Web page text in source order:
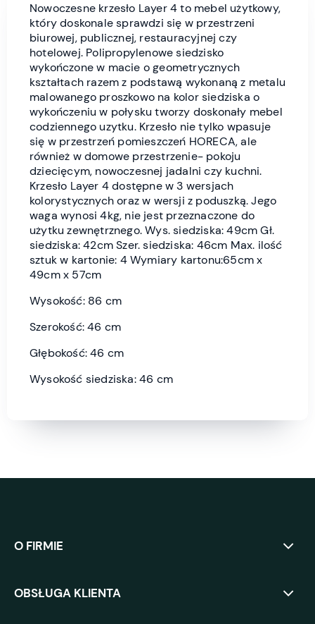
Nowoczesne krzesło Layer 4 to mebel użytkowy,
który doskonale sprawdzi się w przestrzeni
biurowej, publicznej, restauracyjnej czy
hotelowej. Polipropylenowe siedzisko
wykończone w macie o geometrycznych
kształtach razem z podstawą wykonaną z metalu
malowanego proszkowo na kolor siedziska o
wykończeniu w połysku tworzy doskonały mebel
codziennego uzytku. Krzesło nie tylko wpasuje
się w przestrzeń pomieszczeń HORECA, ale
również w domowe przestrzenie- pokoju
dziecięcym, nowoczesnej jadalni czy kuchni.
Krzesło Layer 4 dostępne w 3 wersjach
kolorystycznych oraz w wersji z poduszką. Jego
waga wynosi 4kg, nie jest przeznaczone do
użytku zewnętrznego. Wys. siedziska: 49cm Gł.
siedziska: 42cm Szer. siedziska: 46cm Max. ilość
sztuk w kartonie: 4 Wymiary kartonu:65cm x
49cm x 57cm
Wysokość: 86 cm
Szerokość: 46 cm
Głębokość: 46 cm
Wysokość siedziska: 46 cm
O FIRMIE
OBSŁUGA KLIENTA